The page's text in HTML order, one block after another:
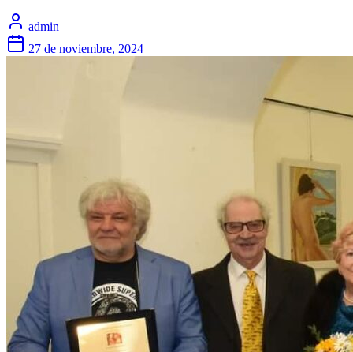
admin
27 de noviembre, 2024